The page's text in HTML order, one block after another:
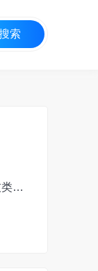
值得诸多玩家用户重温的经典射击竞技类游戏